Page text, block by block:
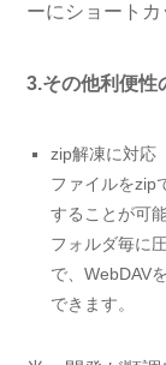
ーにショートカ
3.その他利便性
zip解凍に対応
ファイルをzip
することが可能
フォルダ毎に
で、WebDAV
できます。